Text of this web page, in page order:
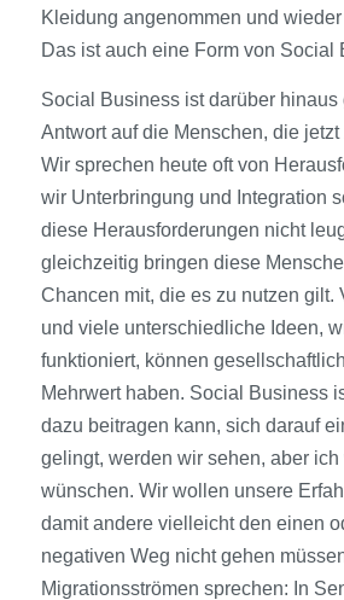
Kleidung angenommen und
Das ist auch eine Form von Social
Social Business ist darüber
Antwort auf die Menschen, die
Wir sprechen heute oft von
wir Unterbringung und Integration
diese Herausforderungen nicht
gleichzeitig bringen diese
Chancen mit, die es zu nutzen gilt.
und viele unterschiedliche Ideen,
funktioniert, können
Mehrwert haben. Social Business
dazu beitragen kann, sich darauf
gelingt, werden wir sehen, aber ich
wünschen. Wir wollen unsere
damit andere vielleicht den einen
negativen Weg nicht gehen
Migrationsströmen sprechen: In